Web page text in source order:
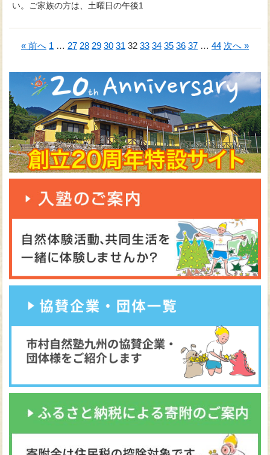
い。ご家族の方は、土曜日の午後1
« 前へ 1 … 27 28 29 30 31 32 33 34 35 36 37 … 44 次へ »